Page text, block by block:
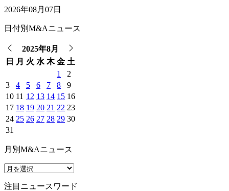
2026年08月07日
日付別M&Aニュース
2025年8月
日
月 火 水 木 金 土
1
2
3
4 5 6 7 8
9
10 11 12 13 14 15 16
17 18 19 20 21 22 23
24 25 26 27 28 29 30
31
月別M&Aニュース
注目ニュースワード